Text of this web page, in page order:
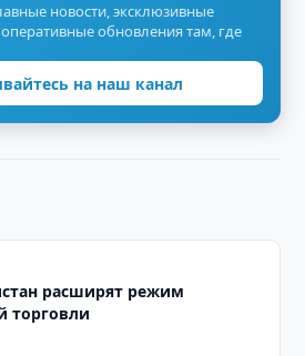
новости, эксклюзивные
обновления там, где
на наш канал
расширят режим
торговли